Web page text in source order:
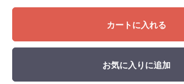
カートに入れる
お気に入りに追加